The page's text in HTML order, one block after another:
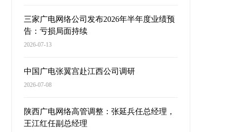
三家广电网络公司发布2026年半年度业绩预
告：亏损局面持续
2026-07-13
中国广电张翼宫赴江西公司调研
2026-07-08
陕西广电网络高管调整：张延兵任总经理，
王江红任副总经理